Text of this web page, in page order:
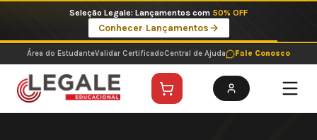
o
conteúdo
Imperdíveis no Pix: Pós Selecionadas a 199 reais no pix em parcela única
Ver ofertas
Área do EstudanteValidar CertificadoCentral de Ajuda Fale Conosco